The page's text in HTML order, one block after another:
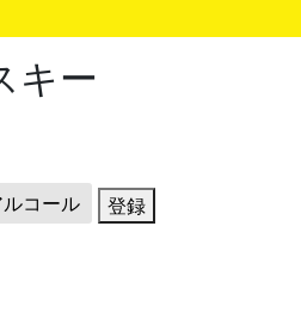
キー
ルコール 登録